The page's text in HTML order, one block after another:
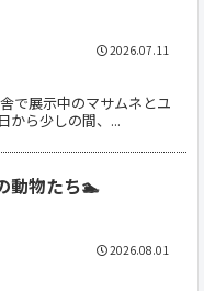
で展示中のマサムネとユ
から少しの間、...
2026.07.11
動物たち🏊
2026.08.01